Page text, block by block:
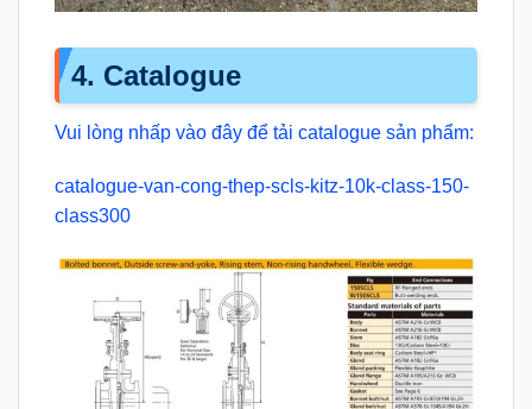
4. Catalogue
Vui lòng nhấp vào đây để tải catalogue sản phẩm:
catalogue-van-cong-thep-scls-kitz-10k-class-150-
class300